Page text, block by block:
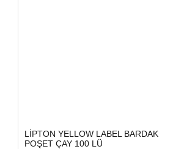
LİPTON YELLOW LABEL BARDAK
POŞET ÇAY 100 LÜ